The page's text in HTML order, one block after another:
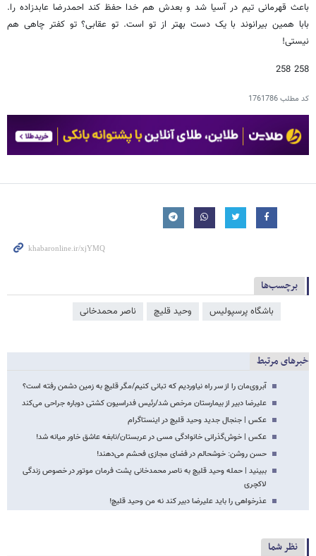
باعث قهرمانی تیم در آسیا شد و بعدش هم خدا حفظ کند احمدرضا عابدزاده را.
بابا همین بیرانوند با یک دست بهتر از تو است. تو عقابی؟ تو کفتر چاهی هم
نیستی!
258 258
کد مطلب1761786
برچسب‌ها
باشگاه پرسپولیس وحید قلیچ ناصر محمدخانی
خبرهای مرتبط
آبروی‌مان را از سر راه نیاوردیم که تبانی کنیم/مگر قلیچ به زمین دشمن رفته است؟
علیرضا دبیر از بیمارستان مرخص شد/رئیس فدراسیون کشتی دوباره جراحی می‌کند
عکس | جنجال جدید وحید قلیچ در اینستاگرام
عکس | خوش‌گذرانی خانوادگی مسی در عربستان/نابغه عاشق خاور میانه شد!
حسن روشن: خوشحالم در فضای مجازی فحشم می‌دهند!
ببینید | حمله وحید قلیچ به ناصر محمدخانی پشت فرمان موتور در خصوص زندگی
لاکچری
عذرخواهی را باید علیرضا دبیر کند نه من وحید قلیچ!
نظر شما